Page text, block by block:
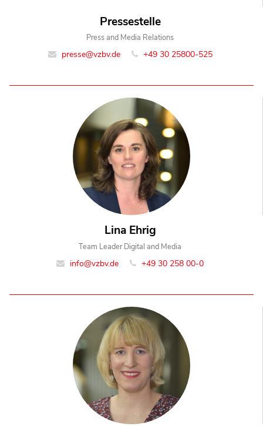
Pressestelle
Press and Media Relations
presse@vzbv.de +49 30 25800-525
Lina Ehrig
Team Leader Digital and Media
info@vzbv.de +49 30 258 00-0